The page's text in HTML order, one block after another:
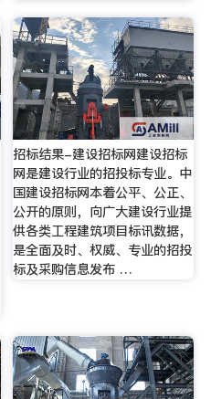
招标结果-建设招标网建设招标
网是建设行业的招投标专业。中
国建设招标网本着公平、公正、
公开的原则，向广大建设行业提
供各类工程建筑项目标讯数据，
是全面及时、权威、专业的招投
标及采购信息发布 …